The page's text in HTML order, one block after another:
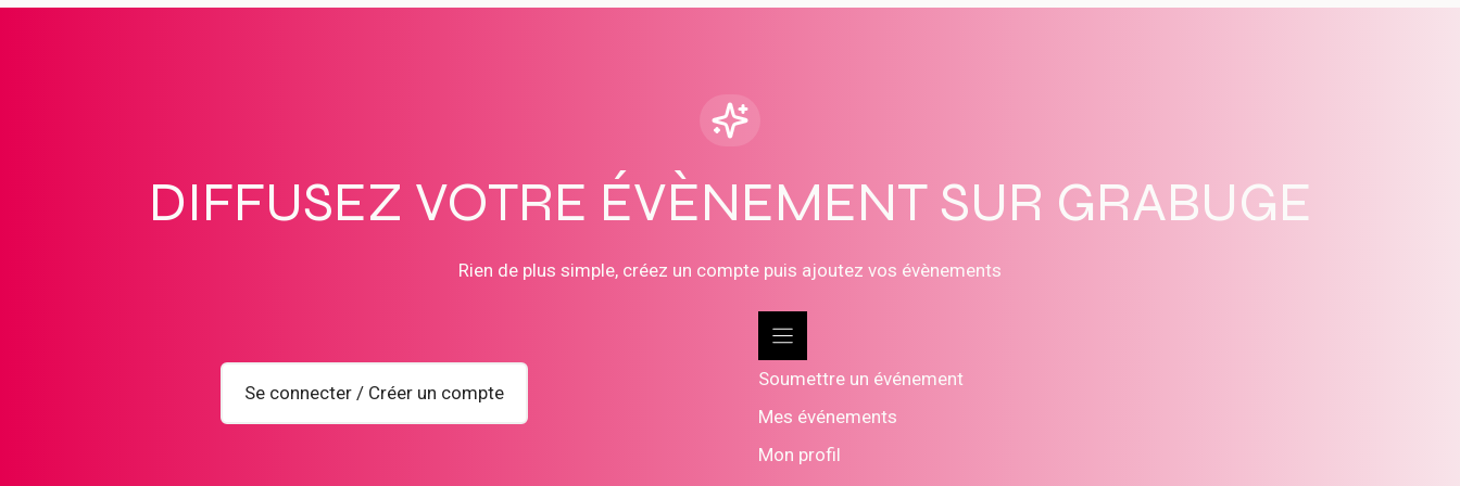
DIFFUSEZ VOTRE ÉVÈNEMENT SUR GRABUGE
Rien de plus simple, créez un compte puis ajoutez vos évènements
Se connecter / Créer un compte
Soumettre un événement
Mes événements
Mon profil